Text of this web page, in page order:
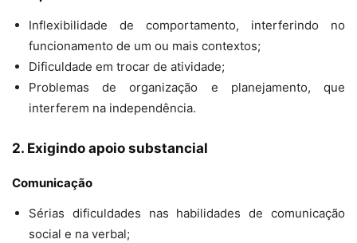
Inflexibilidade de comportamento, interferindo no
funcionamento de um ou mais contextos;
Dificuldade em trocar de atividade;
Problemas de organização e planejamento, que
interferem na independência.
2. Exigindo apoio substancial
Comunicação
Sérias dificuldades nas habilidades de comunicação
social e na verbal;